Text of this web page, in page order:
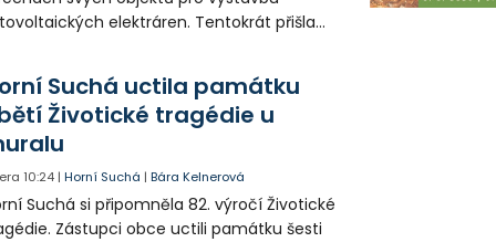
elektráren. Tentokrát přišla
Suchá uctila památku
Životické tragédie u
10:24 |Horní Suchá |Bára Kelnerová
Suchá si připomněla 82. výročí Životické
Zástupci obce uctili památku šesti